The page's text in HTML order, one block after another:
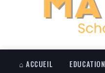
⌂ ACCUEIL EDUCATION